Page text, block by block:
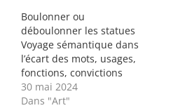
Boulonner ou
déboulonner les statues
Voyage sémantique dans
l’écart des mots, usages,
fonctions, convictions
30 mai 2024
Dans "Art"